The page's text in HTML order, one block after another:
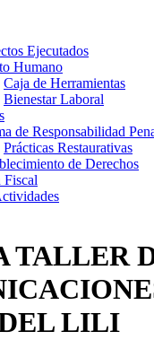
Ejecutados
Humano
Caja de Herramientas
Bienestar Laboral
de Responsabilidad
Prácticas Restaurativas
de Derechos
Fiscal
TALLER
LILI